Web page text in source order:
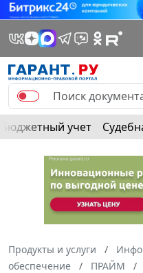
Бюджетный учет
Продукты и услуги
обеспечение
ПРАЙМ